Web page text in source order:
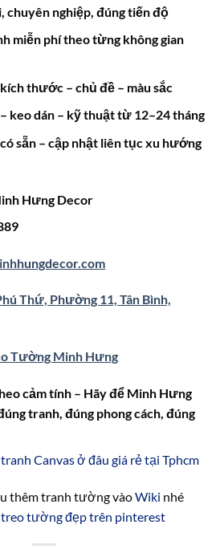
chuyên nghiệp, đúng tiến độ
miễn phí theo từng không gian
thước – chủ đề – màu sắc
keo dán – kỹ thuật từ 12–24 tháng
sẵn – cập nhật liên tục xu hướng
Hưng Decor
Thứ, Phường 11, Tân Bình,
Tường Minh Hưng
cảm tính – Hãy để Minh Hưng
tranh, đúng phong cách, đúng
Canvas ở đâu giá rẻ tại Tphcm
thêm tranh tường vàoWiki nhé
tường đẹp trên pinterest